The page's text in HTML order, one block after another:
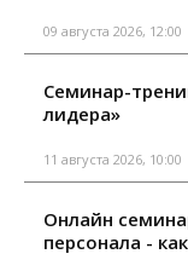
09 августа 2026, 12:00
Семинар-
лидера»
11 августа 2026, 10:00
Онлайн
персонала -